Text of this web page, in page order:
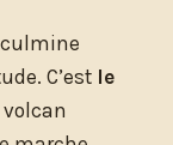
culmine
C’est le